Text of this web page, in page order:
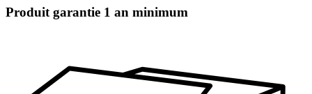
Produit garantie 1 an minimum